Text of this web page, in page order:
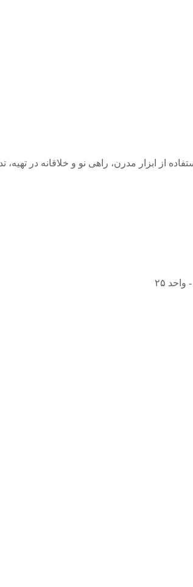
از ابزار مدرن، راهی نو و خلاقانه در